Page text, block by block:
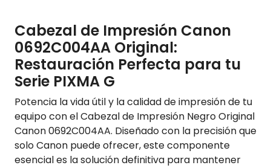
Cabezal de Impresión Canon
0692C004AA Original:
Restauración Perfecta para tu
Serie PIXMA G
Potencia la vida útil y la calidad de impresión de tu
equipo con el Cabezal de Impresión Negro Original
Canon 0692C004AA. Diseñado con la precisión que
solo Canon puede ofrecer, este componente
esencial es la solución definitiva para mantener